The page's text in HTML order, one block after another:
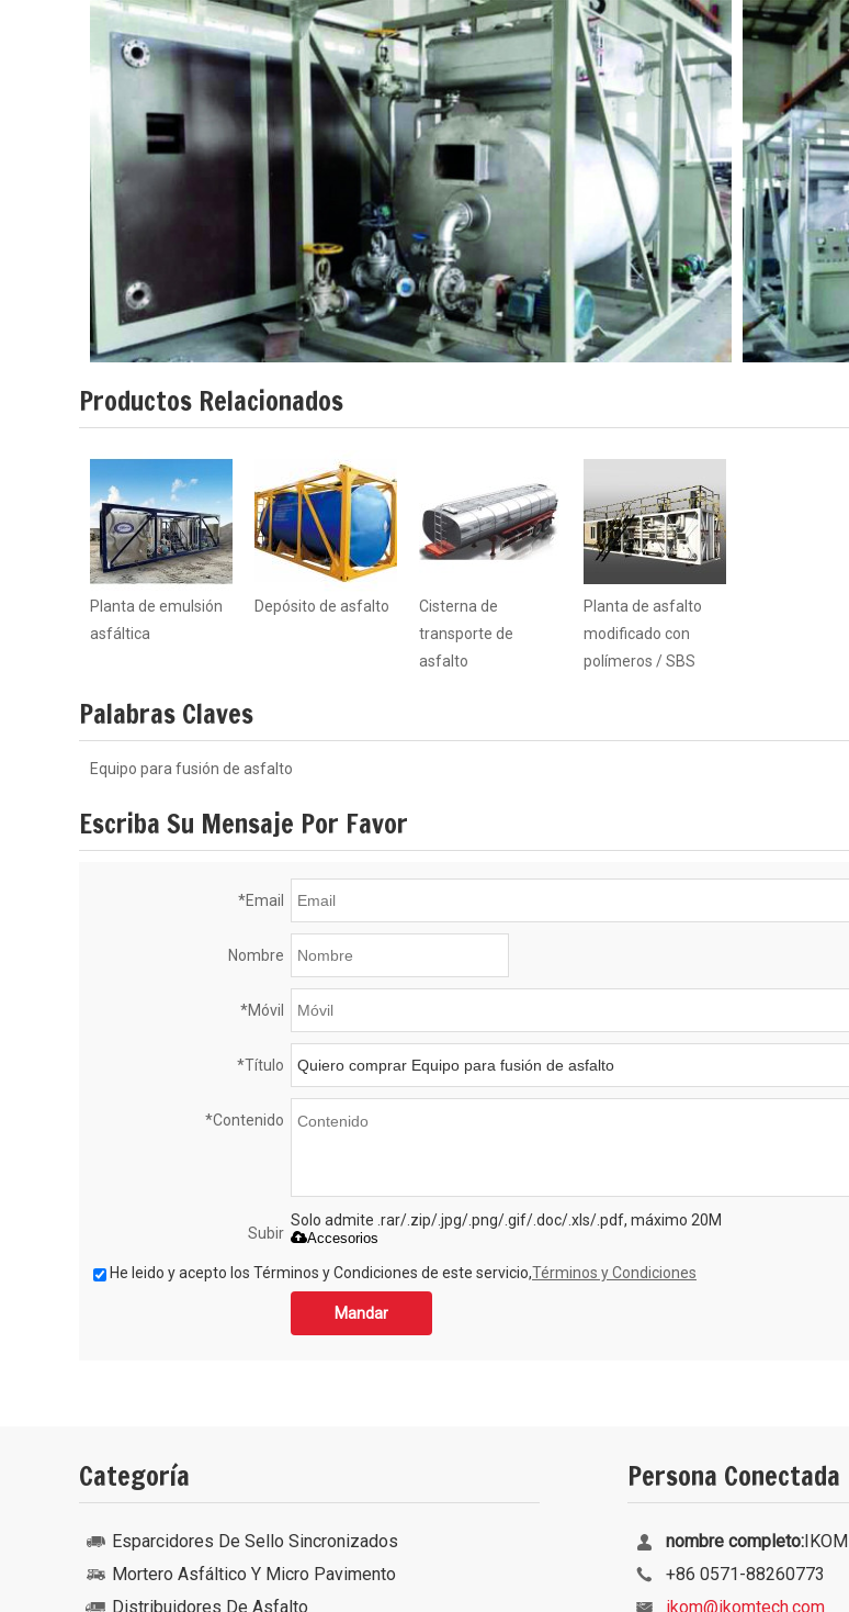
Productos Relacionados
Planta de emulsión
asfáltica
Depósito de asfalto
Cisterna de
transporte de
asfalto
Planta de asfalto
modificado con
polímeros / SBS
Palabras Claves
Equipo para fusión de asfalto
Escriba Su Mensaje Por Favor
*Email
Nombre
*Móvil
*Título
*Contenido
Subir
Solo admite .rar/.zip/.jpg/.png/.gif/.doc/.xls/.pdf, máximo 20M
Accesorios
He leido y acepto los Términos y Condiciones de este servicio,Términos y Condiciones
Mandar
Categoría
Esparcidores De Sello Sincronizados
Mortero Asfáltico Y Micro Pavimento
Distribuidores De Asfalto
Persona Conectada
nombre completo:IKOM
+86 0571-88260773
ikom@ikomtech.com